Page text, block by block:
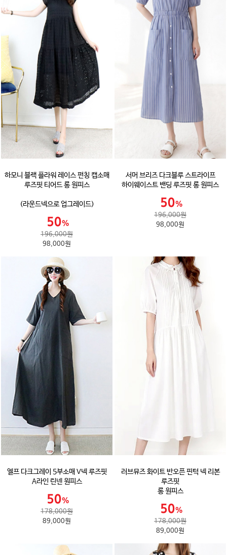
하모니 블랙 플라워 레이스 펀칭 캡소매
루즈핏 티어드 롱 원피스
(라운드넥으로 업그레이드)
196,000원
98,000원
서머 브리즈 다크블루 스트라이프
하이웨이스트 밴딩 루즈핏 롱 원피스
196,000원
98,000원
엘프 다크그레이 5부소매 V넥 루즈핏
A라인 린넨 원피스
178,000원
89,000원
러브뮤즈 화이트 반오픈 핀턱 넥 리본
루즈핏
롱 원피스
178,000원
89,000원